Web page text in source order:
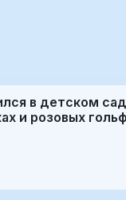
в детском
и розовых